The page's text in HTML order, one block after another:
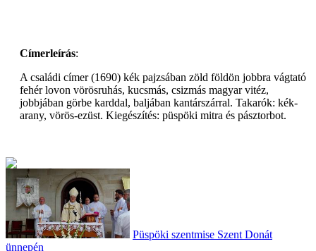
Címerleírás:
A családi címer (1690) kék pajzsában zöld földön jobbra vágtató
fehér lovon vörösruhás, kucsmás, csizmás magyar vitéz,
jobbjában görbe karddal, baljában kantárszárral. Takarók: kék-
arany, vörös-ezüst. Kiegészítés: püspöki mitra és pásztorbot.
Püspöki szentmise Szent Donát
ünnepén